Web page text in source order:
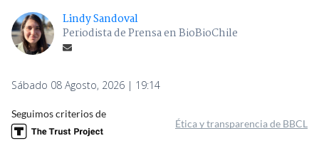
Lindy Sandoval
Periodista de Prensa en BioBioChile
Sábado 08 Agosto, 2026 | 19:14
Seguimos criterios de
Ética y transparencia de BBCL